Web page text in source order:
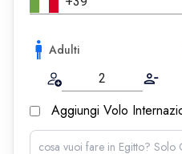
Adulti
Aggiungi Volo